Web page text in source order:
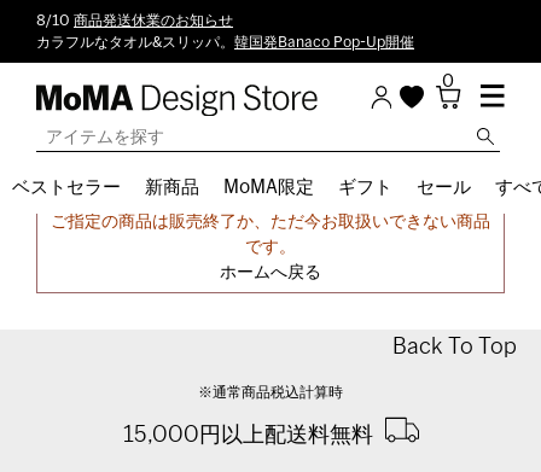
8/10 商品発送休業のお知らせ
カラフルなタオル&スリッパ。 韓国発Banaco Pop-Up開催
0
ベストセラー 新商品 MoMA限定 ギフト セール すべ
申し訳ございません。
ご指定の商品は販売終了か、ただ今お取扱いできない商品
です。
ホームへ戻る
Back To Top
※通常商品税込計算時
15,000円以上配送料無料